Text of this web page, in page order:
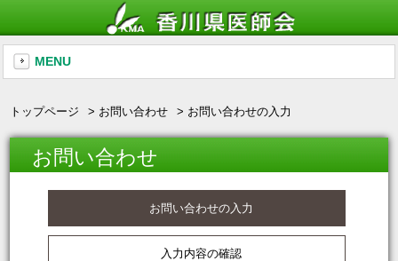
MENU
トップページ お問い合わせ お問い合わせの入力
お問い合わせ
お問い合わせの入力
入力内容の確認